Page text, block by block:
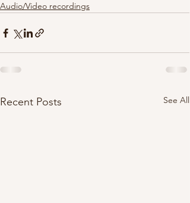
Audio/Video recordings
Recent Posts See All